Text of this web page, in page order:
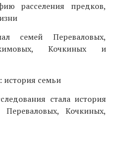
расселения предков,
семей Переваловых,
Кочкиных и
история семьи
стала история
Кочкиных,